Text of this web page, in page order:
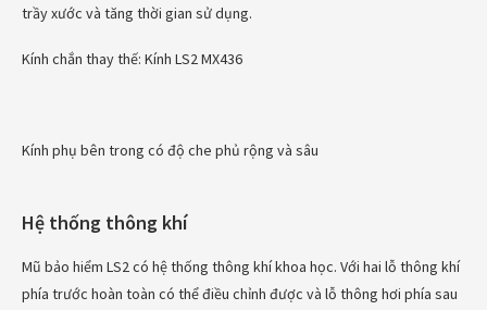
trầy xước và tăng thời gian sử dụng.
Kính chắn thay thế: Kính LS2 MX436
Kính phụ bên trong có độ che phủ rộng và sâu
Hệ thống thông khí
Mũ bảo hiểm LS2 có hệ thống thông khí khoa học. Với hai lỗ thông khí
phía trước hoàn toàn có thể điều chỉnh được và lỗ thông hơi phía sau